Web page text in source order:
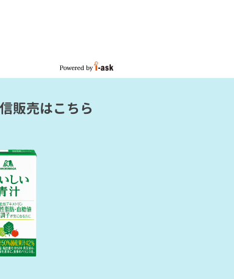
販売はこちら